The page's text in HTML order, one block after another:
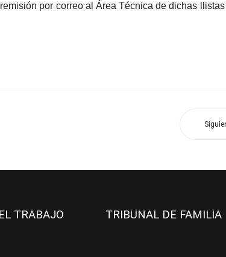
por correo al Área Técnica de dichas
TRABAJO TRIBUNAL DE FAMILIA